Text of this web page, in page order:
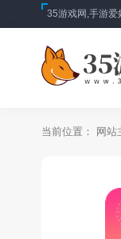
35游戏网,手游爱
当前位置： 网站